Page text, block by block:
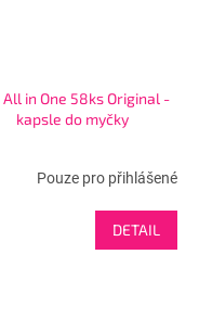
All in One 58ks Original -
kapsle do myčky
Pouze pro přihlášené
DETAIL